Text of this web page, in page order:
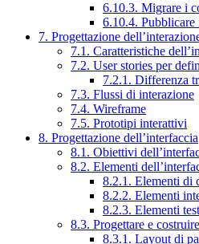
6.10.3. Migrare i
6.10.4. Pubblicare
7. Progettazione
7.1. Caratteristiche
7.2. User stories per
7.2.1. Differenza
7.3. Flussi di interazione
7.4. Wireframe
7.5. Prototipi interattivi
8. Progettazione dell’interfaccia
8.1. Obiettivi
8.2. Elementi
8.2.1. Elementi di
8.2.2. Elementi
8.2.3. Elementi
8.3. Progettare e
8.3.1. Layout di